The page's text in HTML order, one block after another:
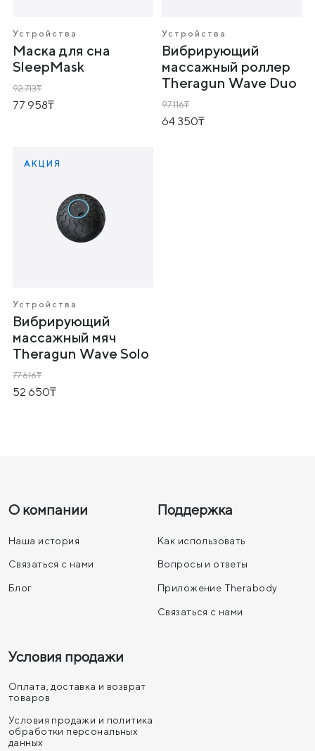
Устройства
Маска для сна
SleepMask
92 713
77 958
Устройства
Вибрирующий
массажный роллер
Theragun Wave Duo
97 116
64 350
АКЦИЯ
Устройства
Вибрирующий
массажный мяч
Theragun Wave Solo
77 616
52 650
О компании
Наша история
Связаться с нами
Блог
Поддержка
Как использовать
Вопросы и ответы
Приложение Therabody
Связаться с нами
Условия продажи
Оплата, доставка и возврат
товаров
Условия продажи и политика
обработки персональных
данных